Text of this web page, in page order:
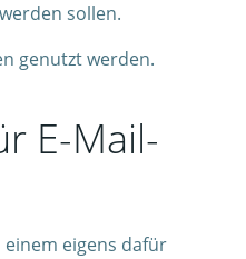
sollen.
genutzt werden.
E-Mail-
einem eigens dafür